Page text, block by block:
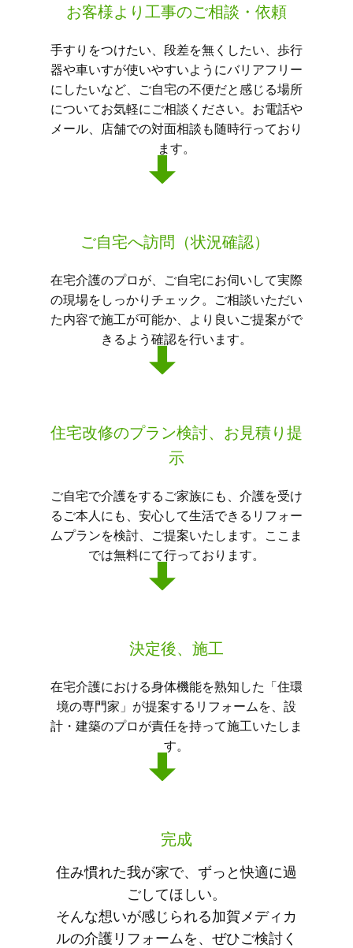
お客様より工事のご相談・依頼
手すりをつけたい、段差を無くしたい、歩行
器や車いすが使いやすいようにバリアフリー
にしたいなど、ご自宅の不便だと感じる場所
についてお気軽にご相談ください。お電話や
メール、店舗での対面相談も随時行っており
ます。
ご自宅へ訪問（状況確認）
在宅介護のプロが、ご自宅にお伺いして実際
の現場をしっかりチェック。ご相談いただい
た内容で施工が可能か、より良いご提案がで
きるよう確認を行います。
住宅改修のプラン検討、お見積り提
示
ご自宅で介護をするご家族にも、介護を受け
るご本人にも、安心して生活できるリフォー
ムプランを検討、ご提案いたします。ここま
では無料にて行っております。
決定後、施工
在宅介護における身体機能を熟知した「住環
境の専門家」が提案するリフォームを、設
計・建築のプロが責任を持って施工いたしま
す。
完成
住み慣れた我が家で、ずっと快適に過
ごしてほしい。
そんな想いが感じられる加賀メディカ
ルの介護リフォームを、ぜひご検討く